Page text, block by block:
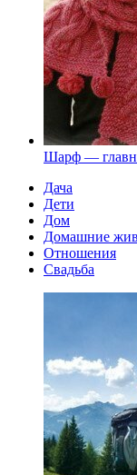
Шарф —
Дача
Дети
Дом
Домашние
Отношения
Свадьба